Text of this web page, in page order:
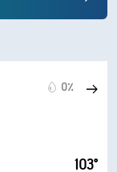
0٪
103°